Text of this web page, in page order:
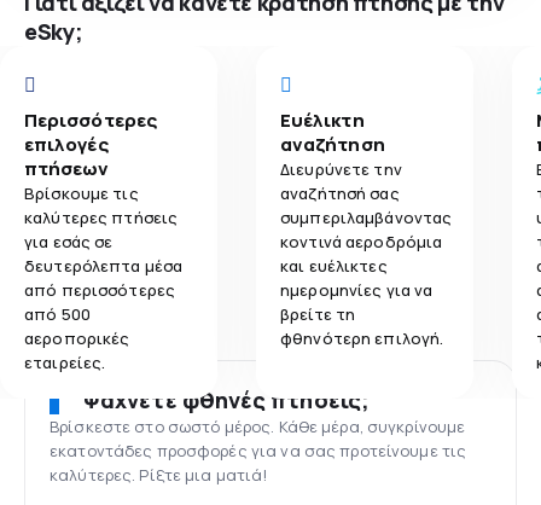
eSky;
Περισσότερες
επιλογές
πτήσεων
Βρίσκουμε τις
καλύτερες πτήσεις
για εσάς σε
δευτερόλεπτα μέσα
από περισσότερες
από 500
αεροπορικές
εταιρείες.
Ευέλικτη
αναζήτηση
Διευρύνετε την
αναζήτησή σας
συμπεριλαμβάνοντας
κοντινά αεροδρόμια
και ευέλικτες
ημερομηνίες για να
βρείτε τη
φθηνότερη επιλογή.
Ψάχνετε φθηνές πτήσεις;
Βρίσκεστε στο σωστό μέρος. Κάθε μέρα, συγκρίνουμε
εκατοντάδες προσφορές για να σας προτείνουμε τις
καλύτερες. Ρίξτε μια ματιά!